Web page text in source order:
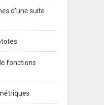
d’une suite
fonctions